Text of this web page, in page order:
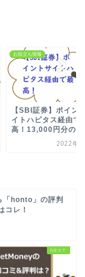
お役立ち情報
【SBI証券】ポイン
イトハピタス経由で
高！13,000円分の...
2022年1
「honto」の評判
コレ！